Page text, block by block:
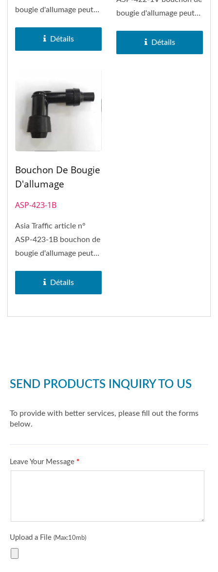
bougie d'allumage peut
Détails
bougie d'allumage peut
Détails
Bouchon De Bougie
D'allumage
ASP-423-1B
Asia Traffic article n°
ASP-423-1B bouchon de
bougie d'allumage peut
Détails